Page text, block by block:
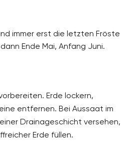
immer erst die letzten Fröste
Ende Mai, Anfang Juni.
Erde lockern,
entfernen. Bei Aussaat im
Drainageschicht versehen,
Erde füllen.